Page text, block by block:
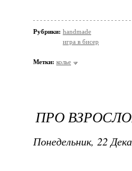
Рубрики: handmade
игра в бисер
Метки: колье
ПРО
Понедельник, 22